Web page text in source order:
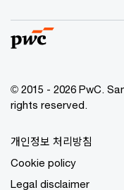
© 2015 - 2026 PwC.
rights reserved.
개인정보 처리방침
Cookie policy
Legal disclaimer